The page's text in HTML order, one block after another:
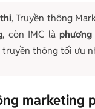
, Truyền thông
, còn IMC là
thông tối ưu
marketing